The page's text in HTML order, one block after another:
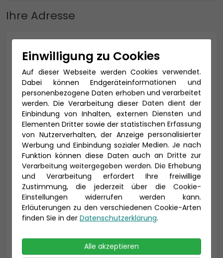
Ihre Adresse
Anrede *
Titel
Vorname * Nachname *
E-Mail *
Telefon *
Einwilligung zu Cookies
Auf dieser Webseite werden Cookies verwendet.
Dabei können Endgeräteinformationen und
personenbezogene Daten erhoben und verarbeitet
werden. Die Verarbeitung dieser Daten dient der
Einbindung von Inhalten, externen Diensten und
Elementen Dritter sowie der statistischen Erfassung
von Nutzerverhalten, der Anzeige personalisierter
Werbung und Einbindung sozialer Medien. Je nach
Funktion können diese Daten auch an Dritte zur
Verarbeitung weitergegeben werden. Die Erhebung
und Verarbeitung erfordert Ihre freiwillige
Zustimmung, die jederzeit über die Cookie-
Einstellungen widerrufen werden kann.
Erläuterungen zu den verschiedenen Cookie-Arten
finden Sie in der Datenschutzerklärung.
Alle akzeptieren